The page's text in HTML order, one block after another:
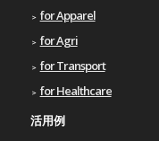
for Apparel
for Agri
for Transport
for Healthcare
活用例